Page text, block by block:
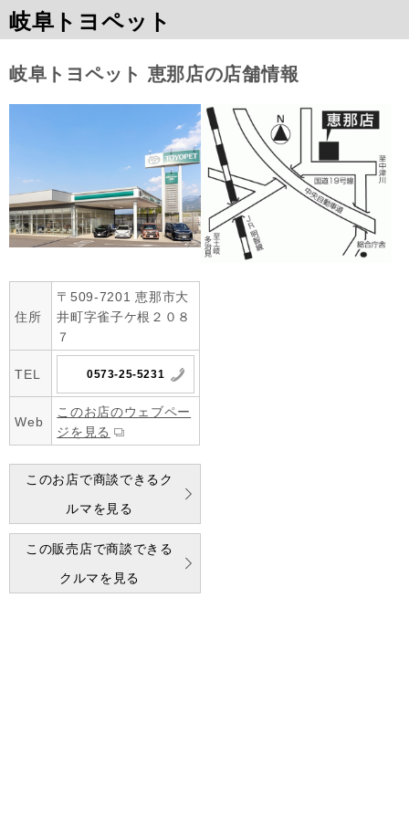
岐阜トヨペット
岐阜トヨペット 恵那店の店舗情報
住所
〒509-7201 恵那市大
井町字雀子ケ根２０８
７
TEL 0573-25-5231
Web
このお店のウェブペー
ジを見る
このお店で商談できるク
ルマを見る
この販売店で商談できる
クルマを見る